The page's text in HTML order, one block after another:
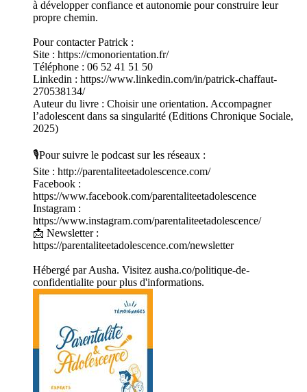
à développer confiance et autonomie pour construire leur
propre chemin.
Pour contacter Patrick :
Site : https://cmonorientation.fr/
Téléphone : 06 52 41 51 50
Linkedin : https://www.linkedin.com/in/patrick-chaffaut-
270538134/
Auteur du livre : Choisir une orientation. Accompagner
l’adolescent dans sa singularité (Editions Chronique Sociale,
2025)
🎙️Pour suivre le podcast sur les réseaux :
Site : http://parentaliteetadolescence.com/
Facebook :
https://www.facebook.com/parentaliteetadolescence
Instagram :
https://www.instagram.com/parentaliteetadolescence/
📩 Newsletter :
https://parentaliteetadolescence.com/newsletter
Hébergé par Ausha. Visitez ausha.co/politique-de-
confidentialite pour plus d'informations.